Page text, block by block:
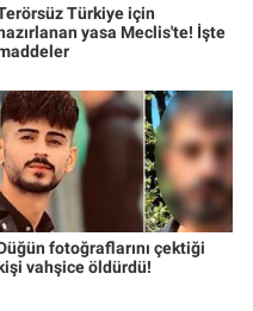
Türkiye için
yasa Meclis'te! İşte
fotoğraflarını çektiği
vahşice öldürdü!